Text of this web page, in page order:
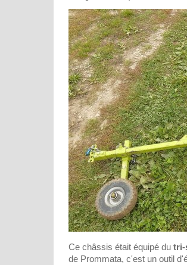
Ce châssis était équipé du tri-
de Prommata, c'est un outil